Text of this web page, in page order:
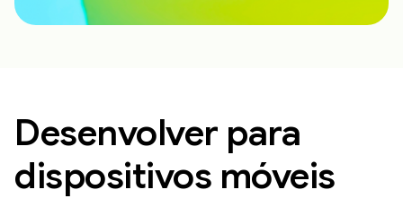
Desenvolver para
dispositivos móveis